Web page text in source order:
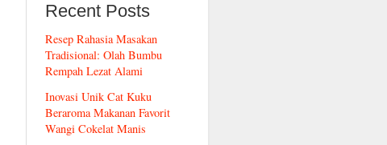
Recent Posts
Resep Rahasia Masakan
Tradisional: Olah Bumbu
Rempah Lezat Alami
Inovasi Unik Cat Kuku
Beraroma Makanan Favorit
Wangi Cokelat Manis